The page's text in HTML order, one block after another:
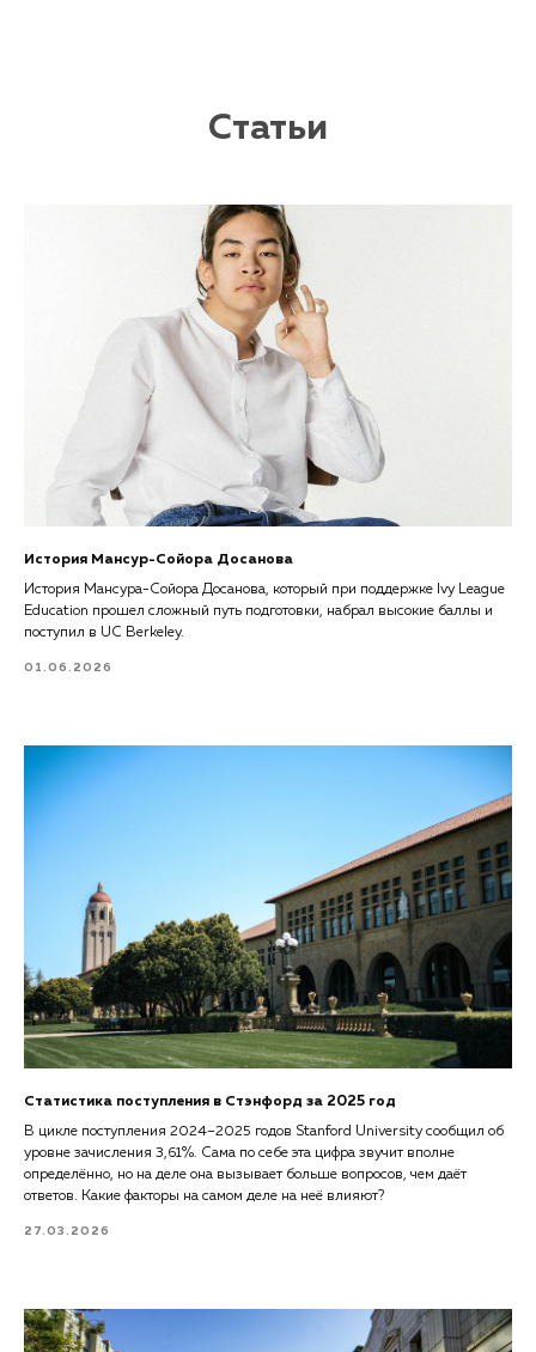
Cтатьи
История Мансур-Сойора Досанова
История Мансура-Сойора Досанова, который при поддержке Ivy League
Education прошел сложный путь подготовки, набрал высокие баллы и
поступил в UC Berkeley.
01.06.2026
Статистика поступления в Стэнфорд за 2025 год
В цикле поступления 2024–2025 годов Stanford University сообщил об
уровне зачисления 3,61%. Сама по себе эта цифра звучит вполне
определённо, но на деле она вызывает больше вопросов, чем даёт
ответов. Какие факторы на самом деле на неё влияют?
27.03.2026